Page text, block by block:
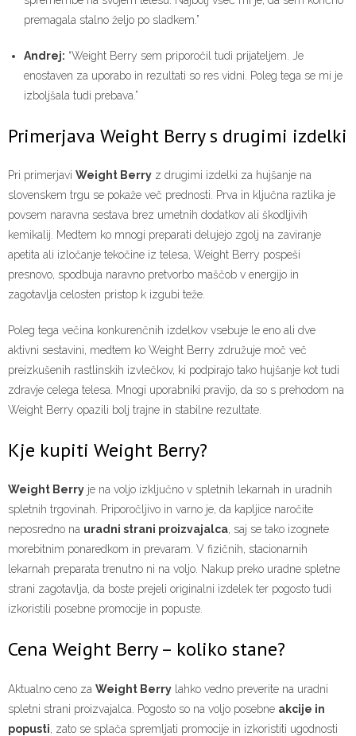
premagala stalno željo po sladkem.”
Andrej: “Weight Berry sem priporočil tudi prijateljem. Je
enostaven za uporabo in rezultati so res vidni. Poleg tega se mi je
izboljšala tudi prebava.”
Primerjava Weight Berry s drugimi izdelki
Pri primerjavi Weight Berry z drugimi izdelki za hujšanje na
slovenskem trgu se pokaže več prednosti. Prva in ključna razlika je
povsem naravna sestava brez umetnih dodatkov ali škodljivih
kemikalij. Medtem ko mnogi preparati delujejo zgolj na zaviranje
apetita ali izločanje tekočine iz telesa, Weight Berry pospeši
presnovo, spodbuja naravno pretvorbo maščob v energijo in
zagotavlja celosten pristop k izgubi teže.
Poleg tega večina konkurenčnih izdelkov vsebuje le eno ali dve
aktivni sestavini, medtem ko Weight Berry združuje moč več
preizkušenih rastlinskih izvlečkov, ki podpirajo tako hujšanje kot tudi
zdravje celega telesa. Mnogi uporabniki pravijo, da so s prehodom na
Weight Berry opazili bolj trajne in stabilne rezultate.
Kje kupiti Weight Berry?
Weight Berry je na voljo izključno v spletnih lekarnah in uradnih
spletnih trgovinah. Priporočljivo in varno je, da kapljice naročite
neposredno na uradni strani proizvajalca, saj se tako izognete
morebitnim ponaredkom in prevaram. V fizičnih, stacionarnih
lekarnah preparata trenutno ni na voljo. Nakup preko uradne spletne
strani zagotavlja, da boste prejeli originalni izdelek ter pogosto tudi
izkoristili posebne promocije in popuste.
Cena Weight Berry – koliko stane?
Aktualno ceno za Weight Berry lahko vedno preverite na uradni
spletni strani proizvajalca. Pogosto so na voljo posebne akcije in
popusti , zato se splača spremljati promocije in izkoristiti ugodnosti